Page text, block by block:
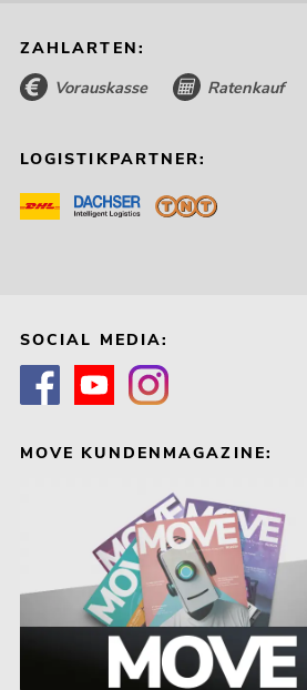
ZAHLARTEN:
Vorauskasse Ratenkauf
LOGISTIKPARTNER:
SOCIAL MEDIA:
MOVE KUNDENMAGAZINE: